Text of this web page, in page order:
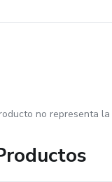
no representa